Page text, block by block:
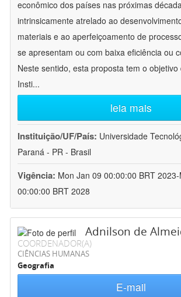
econômico dos países nas próximas
intrinsicamente atrelado ao
materiais e ao aperfeiçoamento de
se apresentam ou com baixa eficiência ou
Neste sentido, esta proposta tem o
Insti...
leia mais
Instituição/UF/País: Universidade
Paraná - PR - Brasil
Vigência: Mon Jan 09 00:00:00 BRT 2023-
00:00:00 BRT 2028
Adnilson de
COORDENADOR(A)
CIÊNCIAS HUMANAS
Geografia
E-mail